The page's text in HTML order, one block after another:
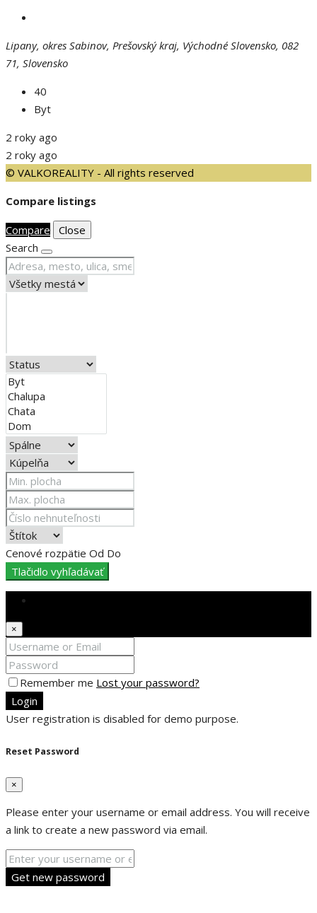
Lipany, okres Sabinov, Prešovský kraj, Východné Slovensko, 082
71, Slovensko
40
Byt
2 roky ago
2 roky ago
© VALKOREALITY - All rights reserved
Compare listings
Compare
Close
Search
Cenové rozpätie Od Do
Tlačidlo vyhľadávať
×
Remember me Lost your password?
Login
User registration is disabled for demo purpose.
Reset Password
×
Please enter your username or email address. You will receive
a link to create a new password via email.
Get new password